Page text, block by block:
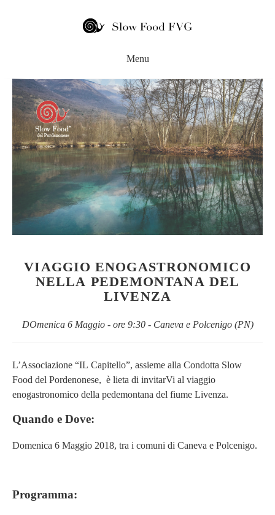
VIAGGIO ENOGASTRONOMICO
NELLA PEDEMONTANA DEL
LIVENZA
DOmenica 6 Maggio - ore 9:30 - Caneva e Polcenigo (PN)
L’Associazione “IL Capitello”, assieme alla Condotta Slow
Food del Pordenonese, è lieta di invitarVi al viaggio
enogastronomico della pedemontana del fiume Livenza.
Quando e Dove:
Domenica 6 Maggio 2018, tra i comuni di Caneva e Polcenigo.
Programma: